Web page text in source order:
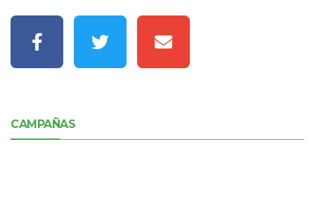
CAMPAÑAS